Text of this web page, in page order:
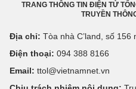
TRANG THÔNG TIN ĐIỆN TỬ
TRUYỀN
Địa chỉ: Tòa nhà C’land, số
Điện thoại: 094 388 8166
Email: ttol@vietnamnet.vn